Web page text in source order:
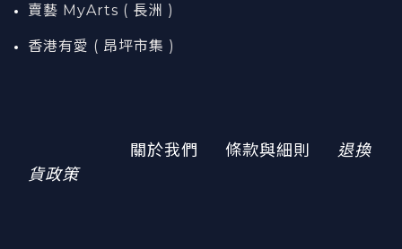
賣藝 MyArts ( 長洲 )
香港有愛 ( 昂坪市集 )
關於我們 條款與細則
退換
貨政策